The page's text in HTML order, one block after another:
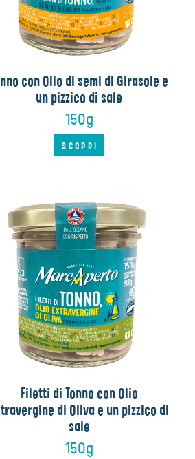
con Olio di semi di Girasole e
un pizzico di sale
150g
SCOPRI
Filetti di Tonno con Olio
di Oliva e un pizzico di
sale
150g